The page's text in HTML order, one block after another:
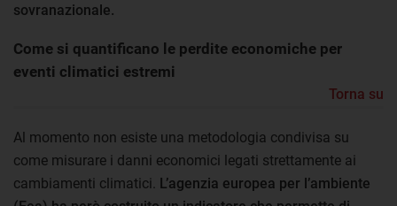
sovranazionale.
Come si quantificano le perdite economiche per
eventi climatici estremi
Torna su
Al momento non esiste una metodologia condivisa su
come misurare i danni economici legati strettamente ai
cambiamenti climatici. L’agenzia europea per l’ambiente